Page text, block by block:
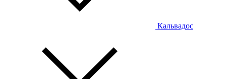
Кальвадос